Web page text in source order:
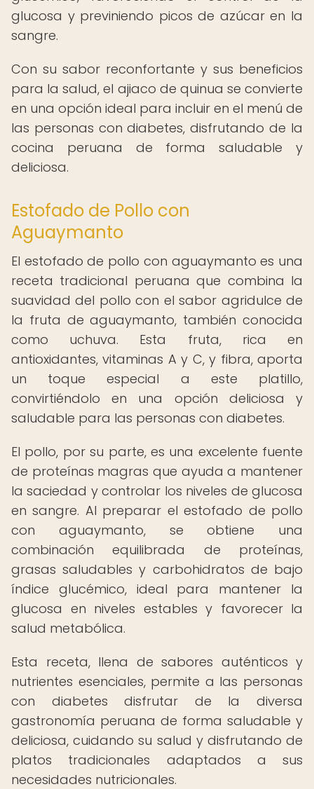
glucosa y previniendo picos de azúcar en la
sangre.
Con su sabor reconfortante y sus beneficios
para la salud, el ajiaco de quinua se convierte
en una opción ideal para incluir en el menú de
las personas con diabetes, disfrutando de la
cocina peruana de forma saludable y
deliciosa.
Estofado de Pollo con
Aguaymanto
El estofado de pollo con aguaymanto es una
receta tradicional peruana que combina la
suavidad del pollo con el sabor agridulce de
la fruta de aguaymanto, también conocida
como uchuva. Esta fruta, rica en
antioxidantes, vitaminas A y C, y fibra, aporta
un toque especial a este platillo,
convirtiéndolo en una opción deliciosa y
saludable para las personas con diabetes.
El pollo, por su parte, es una excelente fuente
de proteínas magras que ayuda a mantener
la saciedad y controlar los niveles de glucosa
en sangre. Al preparar el estofado de pollo
con aguaymanto, se obtiene una
combinación equilibrada de proteínas,
grasas saludables y carbohidratos de bajo
índice glucémico, ideal para mantener la
glucosa en niveles estables y favorecer la
salud metabólica.
Esta receta, llena de sabores auténticos y
nutrientes esenciales, permite a las personas
con diabetes disfrutar de la diversa
gastronomía peruana de forma saludable y
deliciosa, cuidando su salud y disfrutando de
platos tradicionales adaptados a sus
necesidades nutricionales.